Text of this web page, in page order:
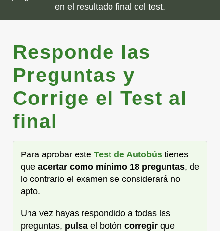
en el resultado final del test.
Responde las
Preguntas y
Corrige el Test al
final
Para aprobar este Test de Autobús tienes
que acertar como mínimo 18 preguntas, de
lo contrario el examen se considerará no
apto.
Una vez hayas respondido a todas las
preguntas, pulsa el botón corregir que